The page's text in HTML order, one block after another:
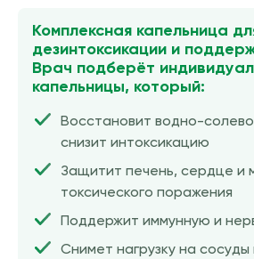
Комплексная капельница
дезинтоксикации и
Врач подберёт
капельницы, который:
Восстановит водно-
снизит интоксикацию
Защитит печень, сердце и
токсического поражения
Поддержит иммунную и
Снимет нагрузку на сосуды